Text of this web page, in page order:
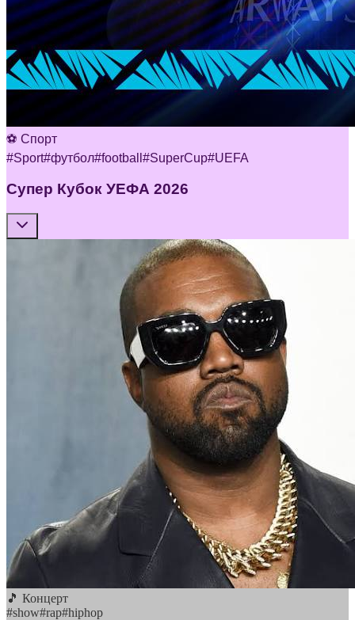
⚽ Спорт
#Sport#футбол#football #SuperCup#UEFA
Супер Кубок УЕФА 2026
🎵 Концерт
#show#rap#hiphop